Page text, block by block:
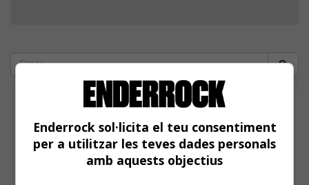
Enderrock sol·licita el teu consentiment
per a utilitzar les teves dades personals
amb aquests objectius